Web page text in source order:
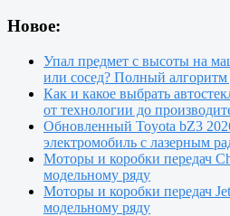
Новое:
Упал предмет с высоты на
или сосед? Полный алгоритм
Как и какое выбрать
от технологии до
Обновленный Toyota bZ3
электромобиль с лазерным
Моторы и коробки передач
модельному ряду
Моторы и коробки передач
модельному ряду